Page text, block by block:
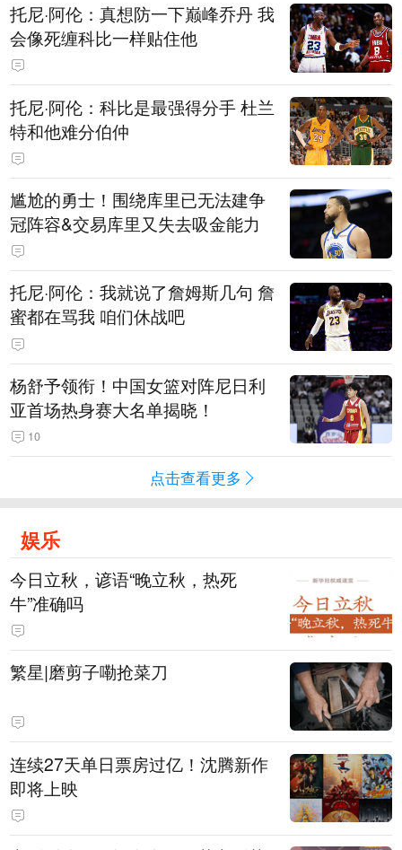
托尼·阿伦：真想防一下巅峰乔丹 我
会像死缠科比一样贴住他
托尼·阿伦：科比是最强得分手 杜兰
特和他难分伯仲
尴尬的勇士！围绕库里已无法建争
冠阵容&交易库里又失去吸金能力
托尼·阿伦：我就说了詹姆斯几句 詹
蜜都在骂我 咱们休战吧
杨舒予领衔！中国女篮对阵尼日利
亚首场热身赛大名单揭晓！
10
点击查看更多
娱乐
今日立秋，谚语“晚立秋，热死
牛”准确吗
繁星|磨剪子嘞抢菜刀
连续27天单日票房过亿！沈腾新作
即将上映